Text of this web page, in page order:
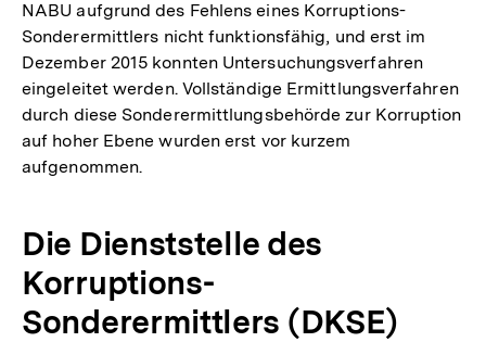
NABU aufgrund des Fehlens eines Korruptions-
Sonderermittlers nicht funktionsfähig, und erst im
Dezember 2015 konnten Untersuchungsverfahren
eingeleitet werden. Vollständige Ermittlungsverfahren
durch diese Sonderermittlungsbehörde zur Korruption
auf hoher Ebene wurden erst vor kurzem
aufgenommen.
Die Dienststelle des
Korruptions-
Sonderermittlers (DKSE)